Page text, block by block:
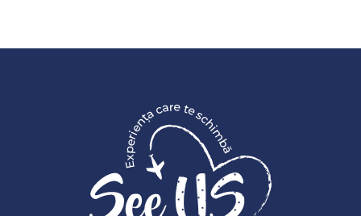
E
x
p
e
r
i
en
ț
acare t
es
c
h
i
m
b
ă